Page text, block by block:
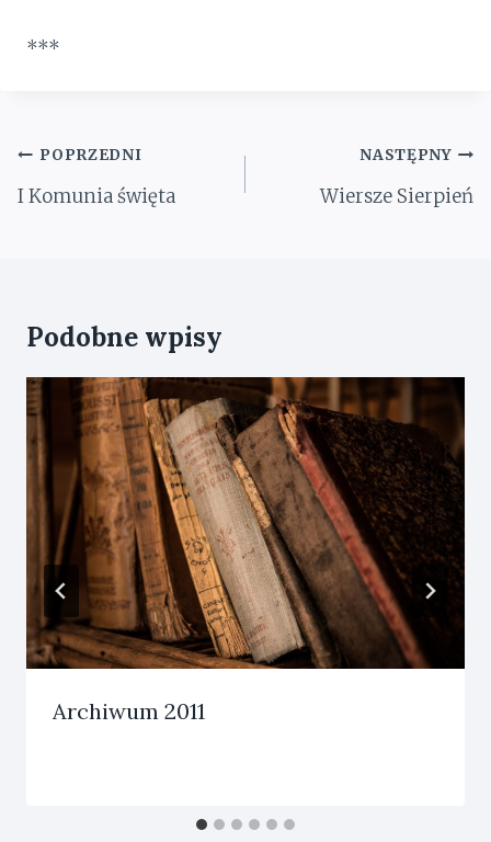
***
Nawigacja
POPRZEDNI
I Komunia święta
NASTĘPNY
Wiersze Sierpień
Podobne wpisy
Archiwum 2011